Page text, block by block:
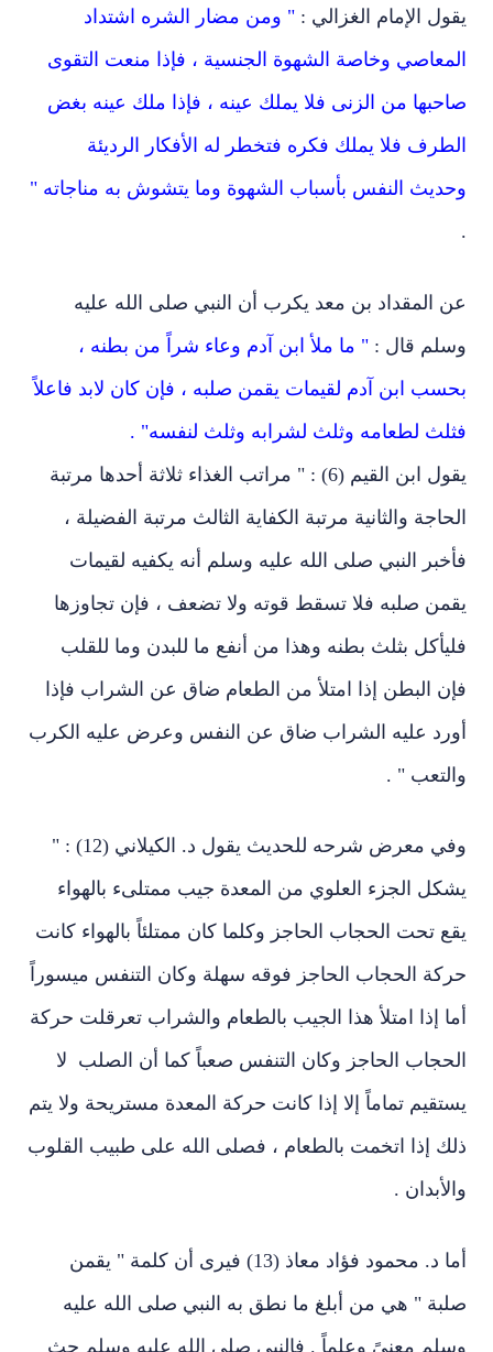
يقول الإمام الغزالي : " ومن مضار الشره اشتداد
المعاصي وخاصة الشهوة الجنسية ، فإذا منعت التقوى
صاحبها من الزنى فلا يملك عينه ، فإذا ملك عينه بغض
الطرف فلا يملك فكره فتخطر له الأفكار الرديئة
وحديث النفس بأسباب الشهوة وما يتشوش به مناجاته "
.
عن المقداد بن معد يكرب أن النبي صلى الله عليه
وسلم قال : " ما ملأ ابن آدم وعاء شراً من بطنه ،
بحسب ابن آدم لقيمات يقمن صلبه ، فإن كان لابد فاعلاً
فثلث لطعامه وثلث لشرابه وثلث لنفسه" .
يقول ابن القيم (6) : " مراتب الغذاء ثلاثة أحدها مرتبة
الحاجة والثانية مرتبة الكفاية الثالث مرتبة الفضيلة ،
فأخبر النبي صلى الله عليه وسلم أنه يكفيه لقيمات
يقمن صلبه فلا تسقط قوته ولا تضعف ، فإن تجاوزها
فليأكل بثلث بطنه وهذا من أنفع ما للبدن وما للقلب
فإن البطن إذا امتلأ من الطعام ضاق عن الشراب فإذا
أورد عليه الشراب ضاق عن النفس وعرض عليه الكرب
والتعب " .
وفي معرض شرحه للحديث يقول د. الكيلاني (12) : "
يشكل الجزء العلوي من المعدة جيب ممتلىء بالهواء
يقع تحت الحجاب الحاجز وكلما كان ممتلئاً بالهواء كانت
حركة الحجاب الحاجز فوقه سهلة وكان التنفس ميسوراً
أما إذا امتلأ هذا الجيب بالطعام والشراب تعرقلت حركة
الحجاب الحاجز وكان التنفس صعباً كما أن الصلب لا
يستقيم تماماً إلا إذا كانت حركة المعدة مستريحة ولا يتم
ذلك إذا اتخمت بالطعام ، فصلى الله على طبيب القلوب
والأبدان .
أما د. محمود فؤاد معاذ (13) فيرى أن كلمة " يقمن
صلبة " هي من أبلغ ما نطق به النبي صلى الله عليه
وسلم معنىً وعلماً . فالنبي صلى الله عليه وسلم حث